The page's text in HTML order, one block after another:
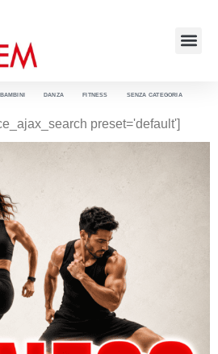
BAMBINI DANZA FITNESS SENZA CATEGORIA
preset='default']